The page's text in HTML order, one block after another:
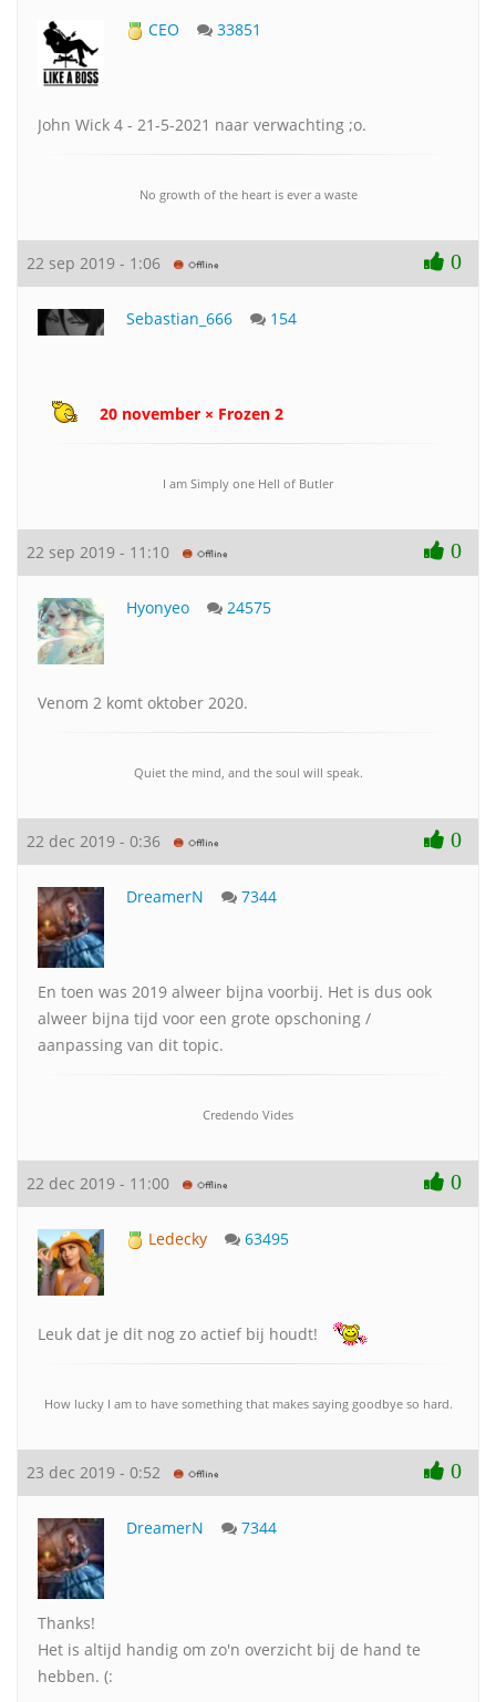
CEO 33851
John Wick 4 - 21-5-2021 naar verwachting ;o.
No growth of the heart is ever a waste
22 sep 2019 - 1:06 0
Sebastian_666 154
20 november × Frozen 2
I am Simply one Hell of Butler
22 sep 2019 - 11:10 0
Hyonyeo 24575
Venom 2 komt oktober 2020.
Quiet the mind, and the soul will speak.
22 dec 2019 - 0:36 0
DreamerN 7344
En toen was 2019 alweer bijna voorbij. Het is dus ook
alweer bijna tijd voor een grote opschoning /
aanpassing van dit topic.
Credendo Vides
22 dec 2019 - 11:00 0
Ledecky 63495
Leuk dat je dit nog zo actief bij houdt!
How lucky I am to have something that makes saying goodbye so hard.
23 dec 2019 - 0:52 0
DreamerN 7344
Thanks!
Het is altijd handig om zo'n overzicht bij de hand te
hebben. (: